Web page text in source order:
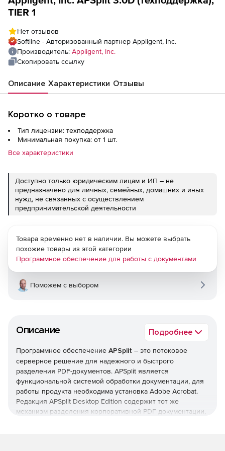
TIER 1
Нет отзывов
Softline - Авторизованный партнер Appligent, Inc.
Производитель: Appligent, Inc.
Скопировать ссылку
Описание Характеристики Отзывы
Коротко о товаре
Тип лицензии: техподдержка
Минимальная покупка: от 1 шт.
Все характеристики
Доступно только юридическим лицам и ИП – не
предназначено для личных, семейных, домашних и иных
нужд, не связанных с осуществлением
предпринимательской деятельности
Описание Подробнее
Программное обеспечение APSplit – это потоковое
серверное решение для надежного и быстрого
разделения PDF-документов. APSplit является
функциональной системой обработки документации, для
работы продукта необходима установка Adobe Acrobat.
Редакция APSplit Desktop Edition содержит тот же
механизм разделения корпоративной PDF-документации,
Товара временно нет в наличии. Вы можете выбрать
похожие товары из этой категории
Программное обеспечение для работы с документами
Поможем с выбором